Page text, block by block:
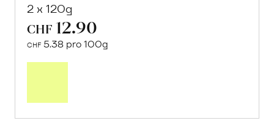
2 x 120g
CHF 12.90
CHF 5.38 pro 100g